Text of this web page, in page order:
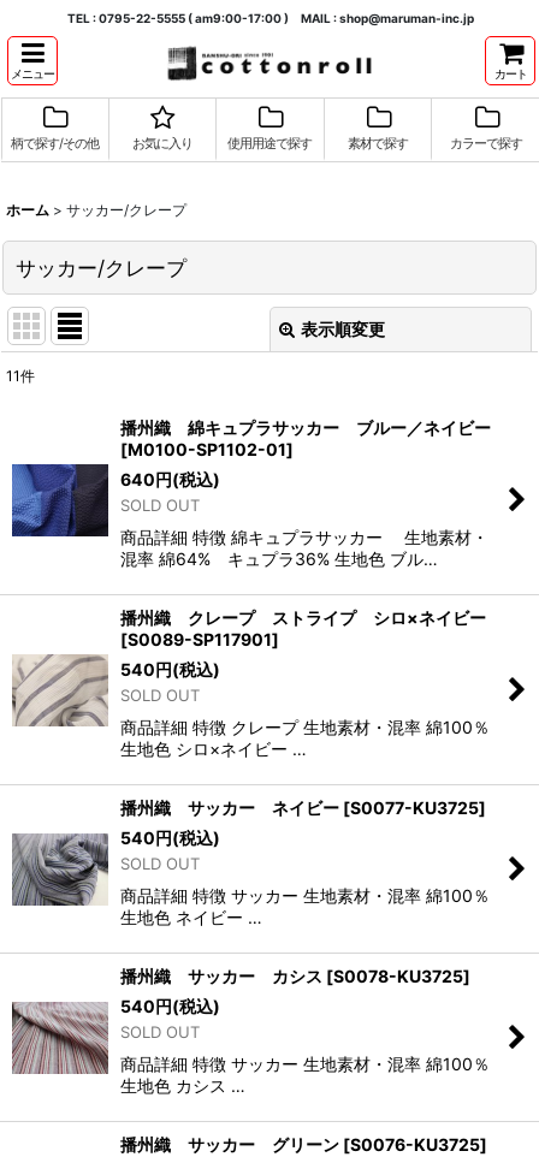
TEL : 0795-22-5555 ( am9:00-17:00 ) MAIL : shop@maruman-inc.jp
メニュー カート
柄で探す/その他 お気に入り 使用用途で探す 素材で探す カラーで探す
ホーム > サッカー/クレープ
サッカー/クレープ
表示順変更
並び順:
絞り込む
11件
播州織 綿キュプラサッカー ブルー／ネイビー
[M0100-SP1102-01]
640円(税込)
SOLD OUT
商品詳細 特徴 綿キュプラサッカー 生地素材・
混率 綿64% キュプラ36% 生地色 ブル…
播州織 クレープ ストライプ シロ×ネイビー
[S0089-SP117901]
540円(税込)
SOLD OUT
商品詳細 特徴 クレープ 生地素材・混率 綿100％
生地色 シロ×ネイビー …
播州織 サッカー ネイビー [S0077-KU3725]
540円(税込)
SOLD OUT
商品詳細 特徴 サッカー 生地素材・混率 綿100％
生地色 ネイビー …
播州織 サッカー カシス [S0078-KU3725]
540円(税込)
SOLD OUT
商品詳細 特徴 サッカー 生地素材・混率 綿100％
生地色 カシス …
播州織 サッカー グリーン [S0076-KU3725]